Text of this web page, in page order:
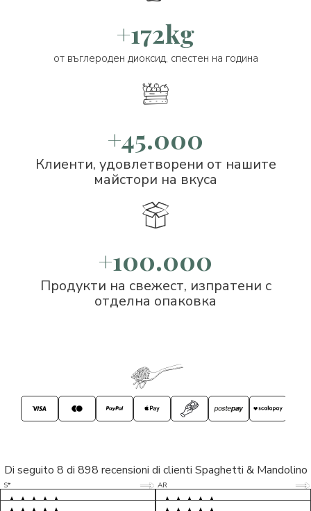
+172kg
от въглероден диоксид, спестен на година
+45.000
Клиенти, удовлетворени от нашите
майстори на вкуса
+100.000
Продукти на свежест, изпратени с
отделна опаковка
Di seguito 8 di 898 recensioni di clienti Spaghetti & Mandolino
S* 5/5
LP 5/5
M* 5/5
AR 5/5
D* 5/5
S* 5/5